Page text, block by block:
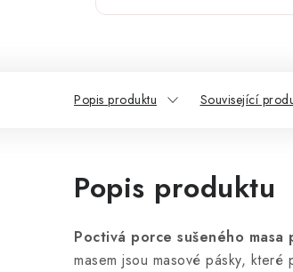
Popis produktu Související
Popis produktu
Poctivá porce sušeného
masem jsou masové pásky,